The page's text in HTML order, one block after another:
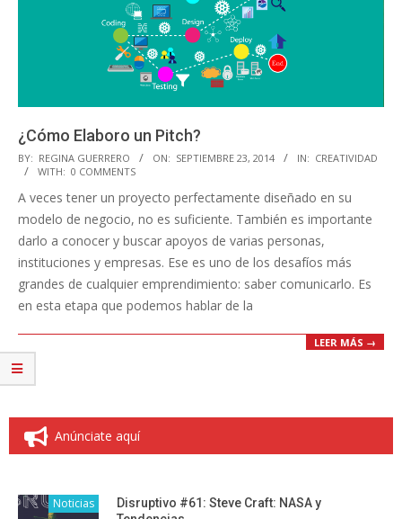
¿Cómo Elaboro un Pitch?
2014-
09-
23
BY: REGINA GUERRERO ON: SEPTIEMBRE 23, 2014 IN: CREATIVIDAD
WITH: 0 COMMENTS
A veces tener un proyecto perfectamente diseñado en su
modelo de negocio, no es suficiente. También es importante
darlo a conocer y buscar apoyos de varias personas,
instituciones y empresas. Ese es uno de los desafíos más
grandes de cualquier emprendimiento: saber comunicarlo. Es
en esta etapa que podemos hablar de la
LEER MÁS →
Anúnciate aquí
Noticias
Disruptivo #61: Steve Craft: NASA y